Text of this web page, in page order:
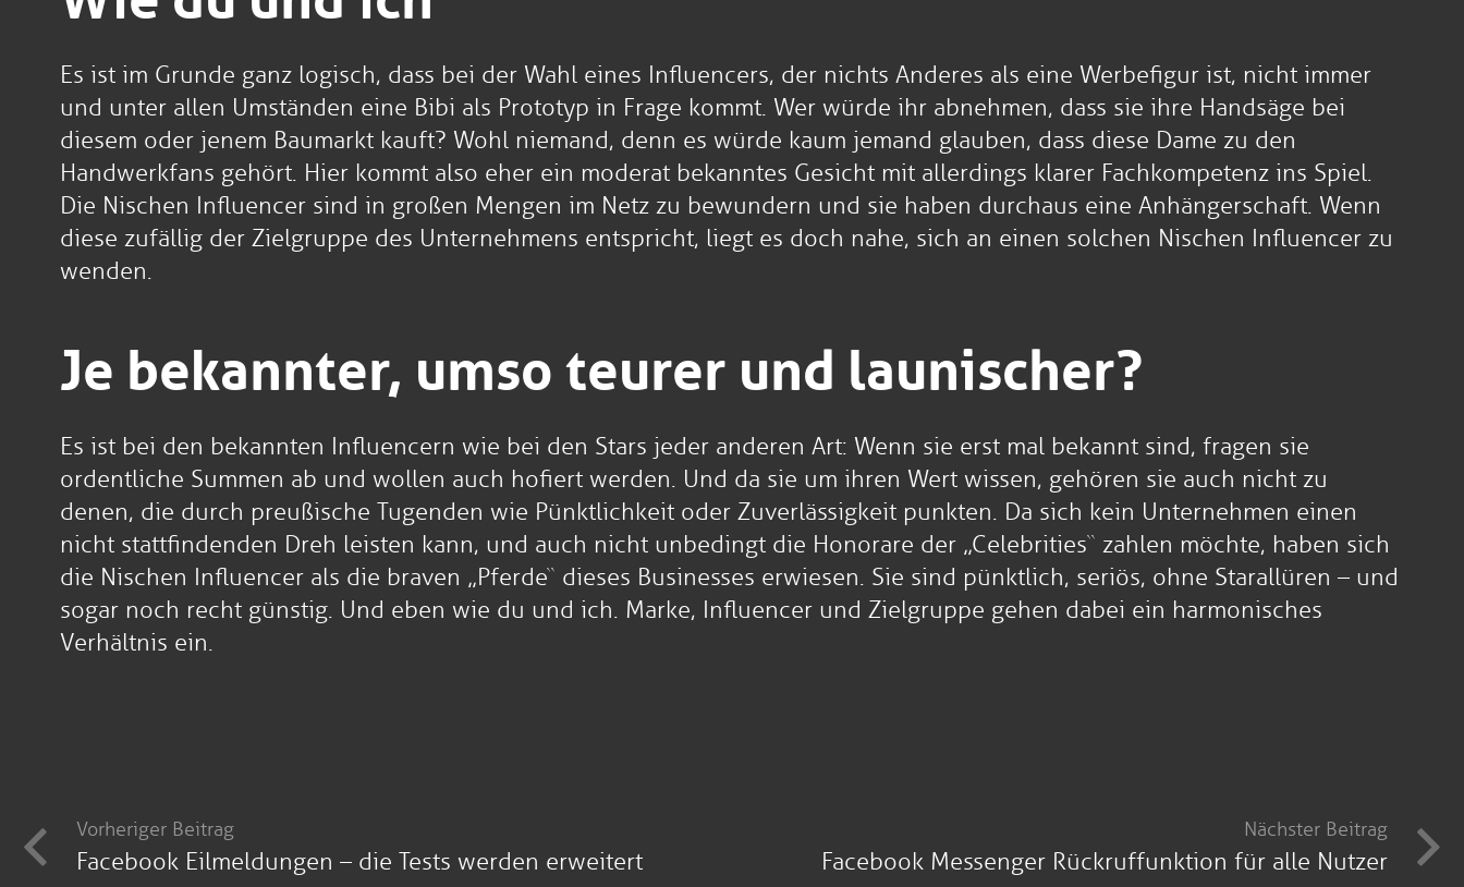
Es ist im Grunde ganz logisch, dass bei der Wahl eines Influencers, der nichts Anderes als eine Werbefigur ist, nicht immer
und unter allen Umständen eine Bibi als Prototyp in Frage kommt. Wer würde ihr abnehmen, dass sie ihre Handsäge bei
diesem oder jenem Baumarkt kauft? Wohl niemand, denn es würde kaum jemand glauben, dass diese Dame zu den
Handwerkfans gehört. Hier kommt also eher ein moderat bekanntes Gesicht mit allerdings klarer Fachkompetenz ins Spiel.
Die Nischen Influencer sind in großen Mengen im Netz zu bewundern und sie haben durchaus eine Anhängerschaft. Wenn
diese zufällig der Zielgruppe des Unternehmens entspricht, liegt es doch nahe, sich an einen solchen Nischen Influencer zu
wenden.
Je bekannter, umso teurer und launischer?
Es ist bei den bekannten Influencern wie bei den Stars jeder anderen Art: Wenn sie erst mal bekannt sind, fragen sie
ordentliche Summen ab und wollen auch hofiert werden. Und da sie um ihren Wert wissen, gehören sie auch nicht zu
denen, die durch preußische Tugenden wie Pünktlichkeit oder Zuverlässigkeit punkten. Da sich kein Unternehmen einen
nicht stattfindenden Dreh leisten kann, und auch nicht unbedingt die Honorare der „Celebrities“ zahlen möchte, haben sich
die Nischen Influencer als die braven „Pferde“ dieses Businesses erwiesen. Sie sind pünktlich, seriös, ohne Starallüren – und
sogar noch recht günstig. Und eben wie du und ich. Marke, Influencer und Zielgruppe gehen dabei ein harmonisches
Verhältnis ein.
Vorheriger Beitrag
Facebook Eilmeldungen – die Tests werden erweitert
Nächster Beitrag
Facebook Messenger Rückruffunktion für alle Nutzer